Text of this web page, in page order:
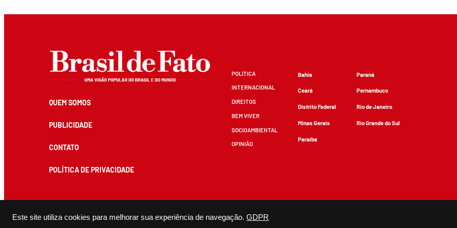
Este site utiliza cookies para melhorar sua experiência de navegação. GDPR
QUEM SOMOS
PUBLICIDADE
CONTATO
POLÍTICA DE PRIVACIDADE
POLÍTICA
INTERNACIONAL
DIREITOS
BEM VIVER
SOCIOAMBIENTAL
OPINIÃO
Bahia
Ceará
Distrito Federal
Minas Gerais
Paraíba
Paraná
Pernambuco
Rio de Janeiro
Rio Grande do Sul